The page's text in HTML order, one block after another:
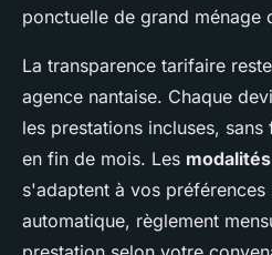
ponctuelle de grand ménage
La transparence tarifaire
agence nantaise. Chaque
les prestations incluses,
en fin de mois. Les
s'adaptent à vos préférences
automatique, règlement